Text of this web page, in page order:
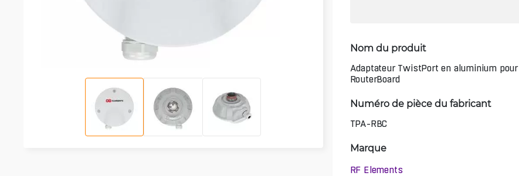
Nom du produit
Adaptateur TwistPort en aluminium pour
RouterBoard
Numéro de pièce du fabricant
TPA-RBC
Marque
RF Elements